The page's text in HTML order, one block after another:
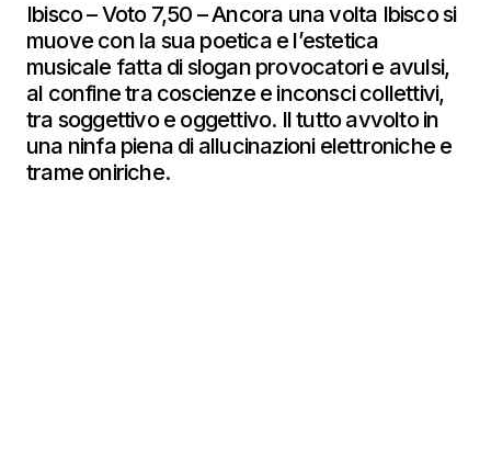
Ibisco – Voto 7,50 – Ancora una volta Ibisco si
muove con la sua poetica e l’estetica
musicale fatta di slogan provocatori e avulsi,
al confine tra coscienze e inconsci collettivi,
tra soggettivo e oggettivo. Il tutto avvolto in
una ninfa piena di allucinazioni elettroniche e
trame oniriche.